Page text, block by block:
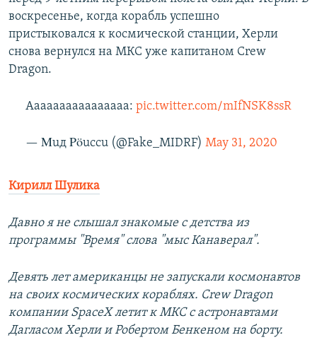
1080p
воскресенье, когда корабль успешно
пристыковался к космической станции, Херли
снова вернулся на МКС уже капитаном Crew
Dragon.
Аааааааааааааааа: pic.twitter.com/mIfNSK8ssR
— Μuд Ρöuccu (@Fake_MIDRF) May 31, 2020
Кирилл Шулика
Давно я не слышал знакомые с детства из
программы "Время" слова "мыс Канаверал".
Девять лет американцы не запускали космонавтов
на своих космических кораблях. Crew Dragon
компании SpaceX летит к МКС с астронавтами
Дагласом Херли и Робертом Бенкеном на борту.